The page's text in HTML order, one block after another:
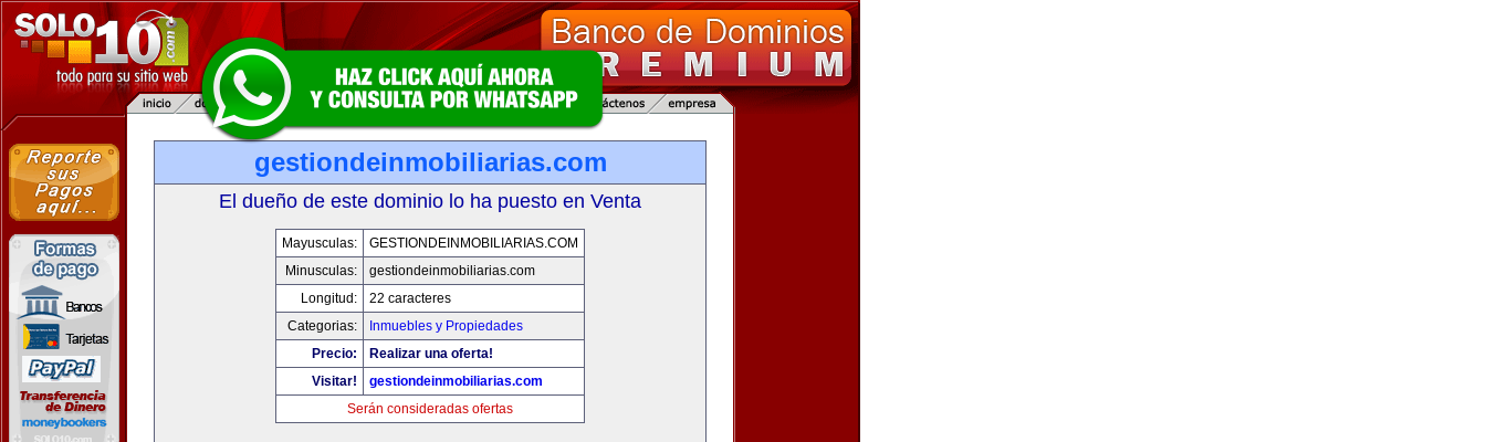
gestiondeinmobiliarias.com
El dueño de este dominio lo ha puesto en Venta
Mayusculas:
GESTIONDEINMOBILIARIAS.COM
Minusculas:
gestiondeinmobiliarias.com
Longitud:
22 caracteres
Categorias:
Inmuebles y Propiedades
Precio:
Realizar una oferta!
Visitar!
gestiondeinmobiliarias.com
Serán consideradas ofertas